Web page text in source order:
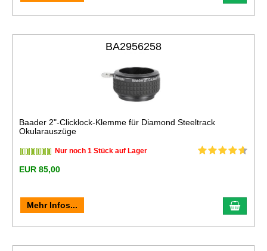
BA2956258
Baader 2"-Clicklock-Klemme für Diamond Steeltrack
Okularauszüge
Nur noch 1 Stück auf Lager
EUR 85,00
Mehr Infos...